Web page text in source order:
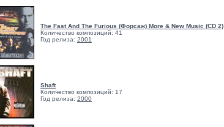
The Fast And The Furious (Форсаж) More & New Music (CD 2)
Количество композиций: 41
Год релиза: 2001
Shaft
Количество композиций: 17
Год релиза: 2000